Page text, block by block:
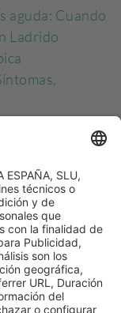
aguda: Cuando
Ladrido
prevención
y